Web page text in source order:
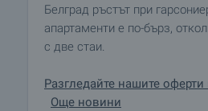
Белград ръстът при
апартаменти е по-бърз,
с две стаи.
Разгледайте нашите
Още новини